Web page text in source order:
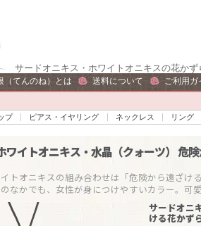
サードオニキス・ホワイトオニキスの花かず
（てんのね）とは 送料について ご利用ガ
プ ピアス・イヤリング ネックレス リング
イトオニキス・水晶（クォーツ） 危
トオニキスの組み合わせは「危険から遠ざけ
サードオニ
ける花かず